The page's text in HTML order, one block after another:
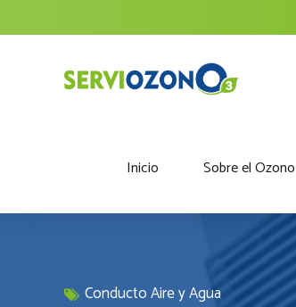
Inicio Sobre el Ozono
Conducto Aire y Agua